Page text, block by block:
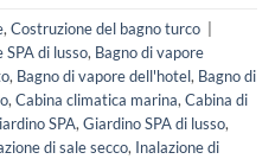
, Costruzione del bagno turco
di lusso, Bagno di vapore
, Bagno di vapore dell'hotel, Bagno di
, Cabina climatica marina, Cabina di
SPA, Giardino SPA di lusso,
di sale secco, Inalazione di